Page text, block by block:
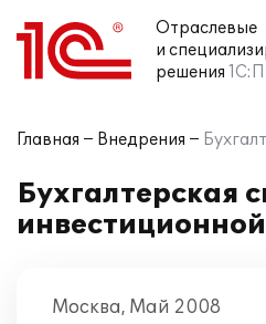
Отраслевые
и
решения
Главная Внедрения
Бухгалтерская
Москва, Май 2008